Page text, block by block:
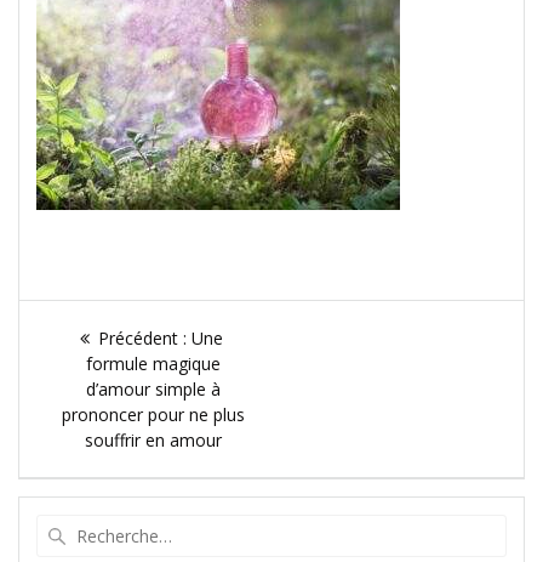
Navigation
l’article
Précédent : Article
précédent
:
Une
formule magique
d’amour simple à
prononcer pour ne plus
souffrir en amour